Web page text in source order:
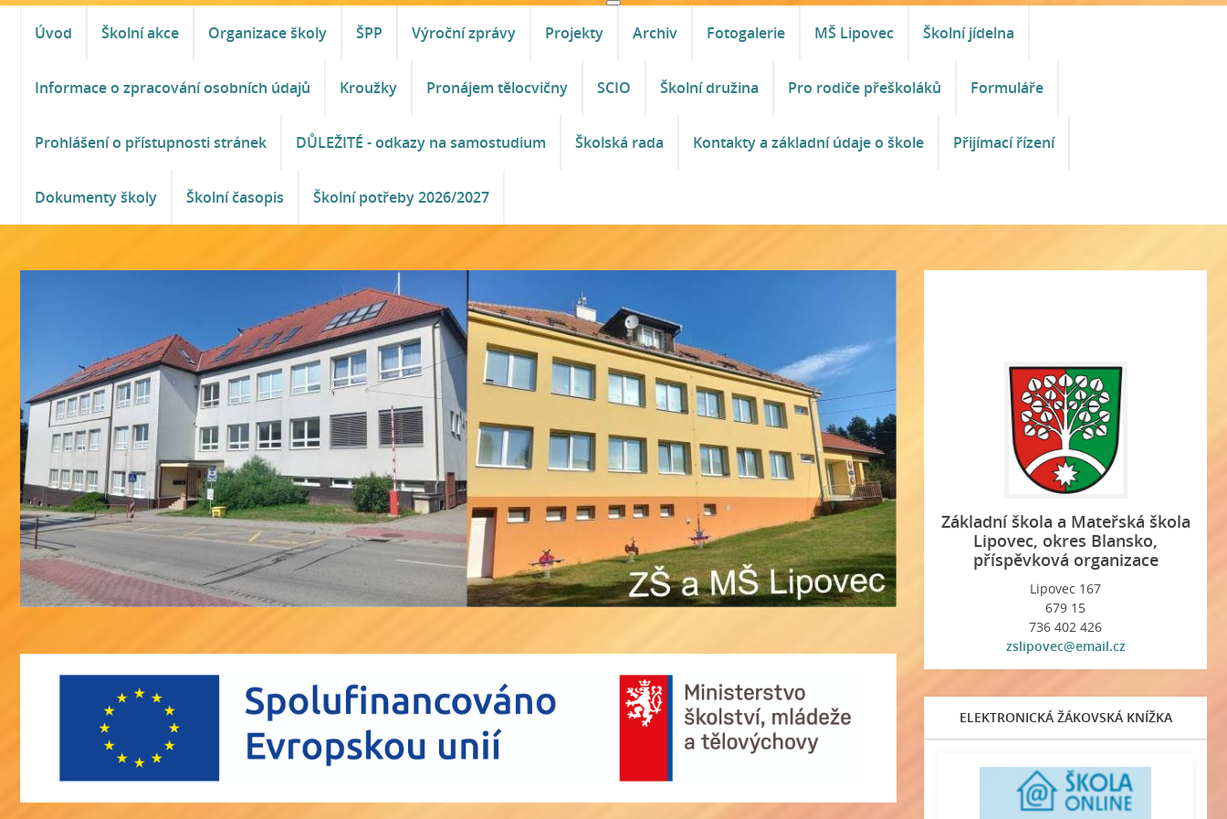
Úvod Školní akce Organizace školy ŠPP Výroční zprávy Projekty Archiv Fotogalerie MŠ Lipovec Školní jídelna
Informace o zpracování osobních údajů Kroužky Pronájem tělocvičny SCIO Školní družina Pro rodiče přeškoláků Formuláře
Prohlášení o přístupnosti stránek DŮLEŽITÉ - odkazy na samostudium Školská rada Kontakty a základní údaje o škole Přijímací řízení
Dokumenty školy Školní časopis Školní potřeby 2026/2027
Základní škola a Mateřská škola
Lipovec, okres Blansko,
příspěvková organizace
Lipovec 167
679 15
736 402 426
zslipovec@email.cz
ELEKTRONICKÁ ŽÁKOVSKÁ KNÍŽKA